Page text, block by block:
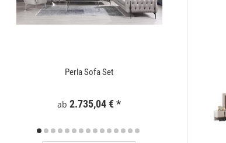
Perla Sofa Set
ab 2.735,04 €*